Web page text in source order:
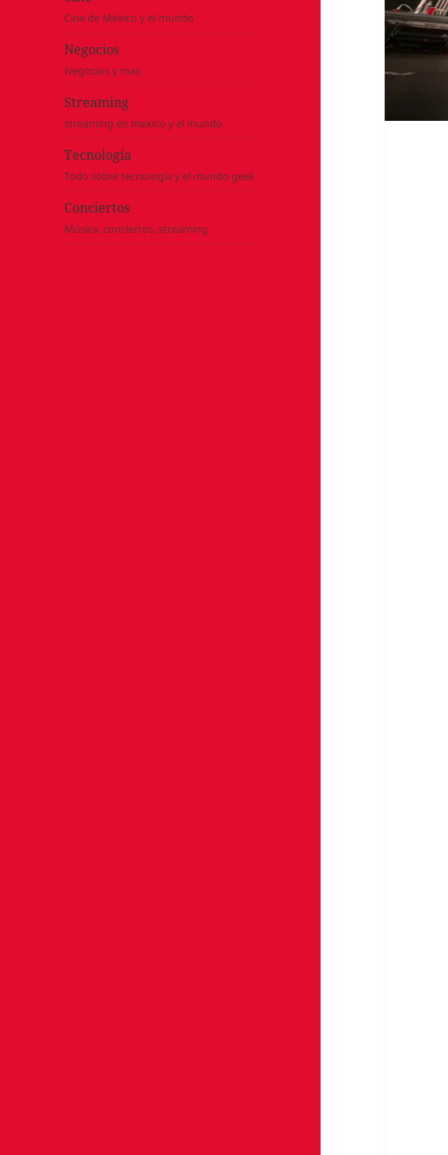
Cine de México y el mundo
Negocios
Negocios y mas
Streaming
streaming en mexico y el mundo
Tecnología
Todo sobre tecnología y el mundo geek
Conciertos
Música, conciertos, streaming